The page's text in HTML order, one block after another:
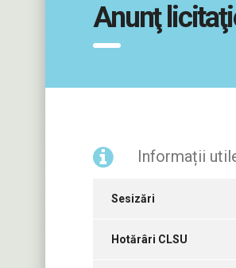
Anunţ
Informații
Sesizări
Hotărâri CLSU